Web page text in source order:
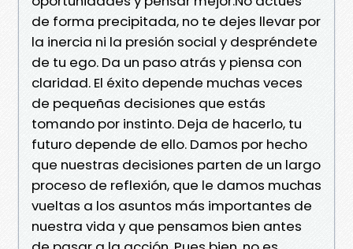
de forma precipitada, no te dejes llevar por
la inercia ni la presión social y despréndete
de tu ego. Da un paso atrás y piensa con
claridad. El éxito depende muchas veces
de pequeñas decisiones que estás
tomando por instinto. Deja de hacerlo, tu
futuro depende de ello. Damos por hecho
que nuestras decisiones parten de un largo
proceso de reflexión, que le damos muchas
vueltas a los asuntos más importantes de
nuestra vida y que pensamos bien antes